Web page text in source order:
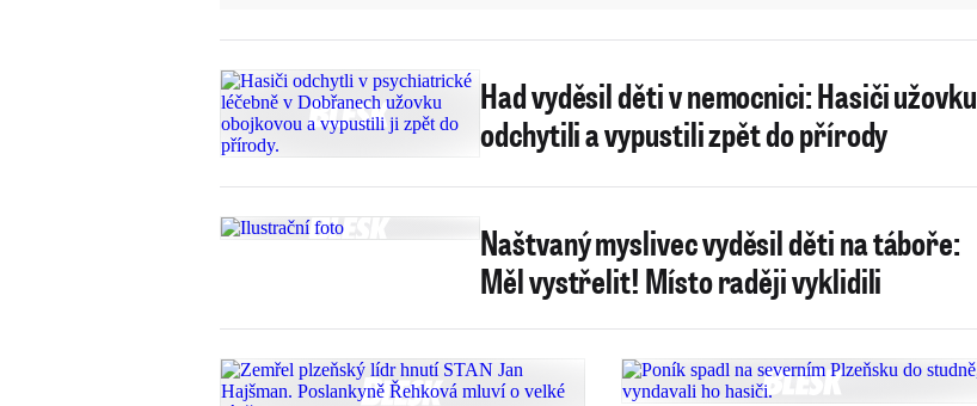
Had vyděsil děti v nemocnici: Hasiči užovku
odchytili a vypustili zpět do přírody
Naštvaný myslivec vyděsil děti na táboře:
Měl vystřelit! Místo raději vyklidili